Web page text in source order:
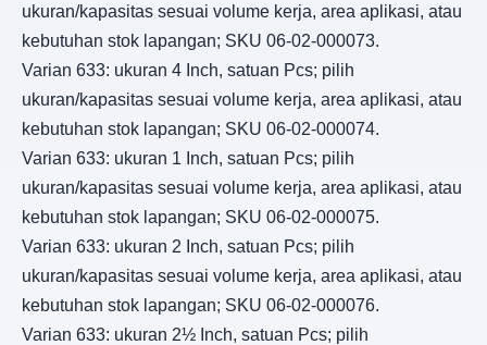
ukuran/kapasitas sesuai volume kerja, area aplikasi, atau
kebutuhan stok lapangan; SKU 06-02-000073.
Varian 633: ukuran 4 Inch, satuan Pcs; pilih
ukuran/kapasitas sesuai volume kerja, area aplikasi, atau
kebutuhan stok lapangan; SKU 06-02-000074.
Varian 633: ukuran 1 Inch, satuan Pcs; pilih
ukuran/kapasitas sesuai volume kerja, area aplikasi, atau
kebutuhan stok lapangan; SKU 06-02-000075.
Varian 633: ukuran 2 Inch, satuan Pcs; pilih
ukuran/kapasitas sesuai volume kerja, area aplikasi, atau
kebutuhan stok lapangan; SKU 06-02-000076.
Varian 633: ukuran 2½ Inch, satuan Pcs; pilih